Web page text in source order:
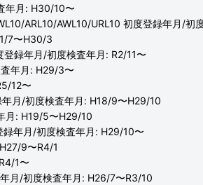
年月: H30/10〜
ARL10/AWL10/URL10 初度登録年月/初
7〜H30/3
録年月/初度検査年月: R2/11〜
年月: H29/3〜
12〜
月/初度検査年月: H18/9〜H29/10
月: H19/5〜H29/10
年月/初度検査年月: H29/10〜
9〜R4/1
1〜
月/初度検査年月: H26/7〜R3/10